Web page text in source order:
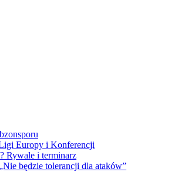
Europy i Konferencji
Rywale i terminarz
będzie tolerancji dla ataków”